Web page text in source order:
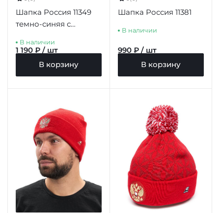
Шапка Россия 11349
темно-синяя с
В наличии
1 190 ₽ / шт
В корзину
Шапка Россия 11381
В наличии
990 ₽ / шт
В корзину